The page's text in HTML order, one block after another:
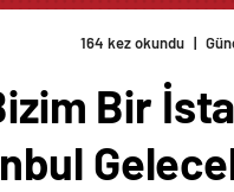
164 kez okundu |
Bir